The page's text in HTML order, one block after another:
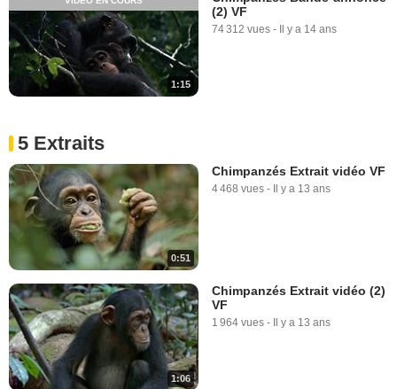
1:15
(2) VF
74 312 vues - Il y a 14 ans
5 Extraits
0:51
Chimpanzés Extrait vidéo VF
4 468 vues - Il y a 13 ans
1:06
Chimpanzés Extrait vidéo (2)
VF
1 964 vues - Il y a 13 ans